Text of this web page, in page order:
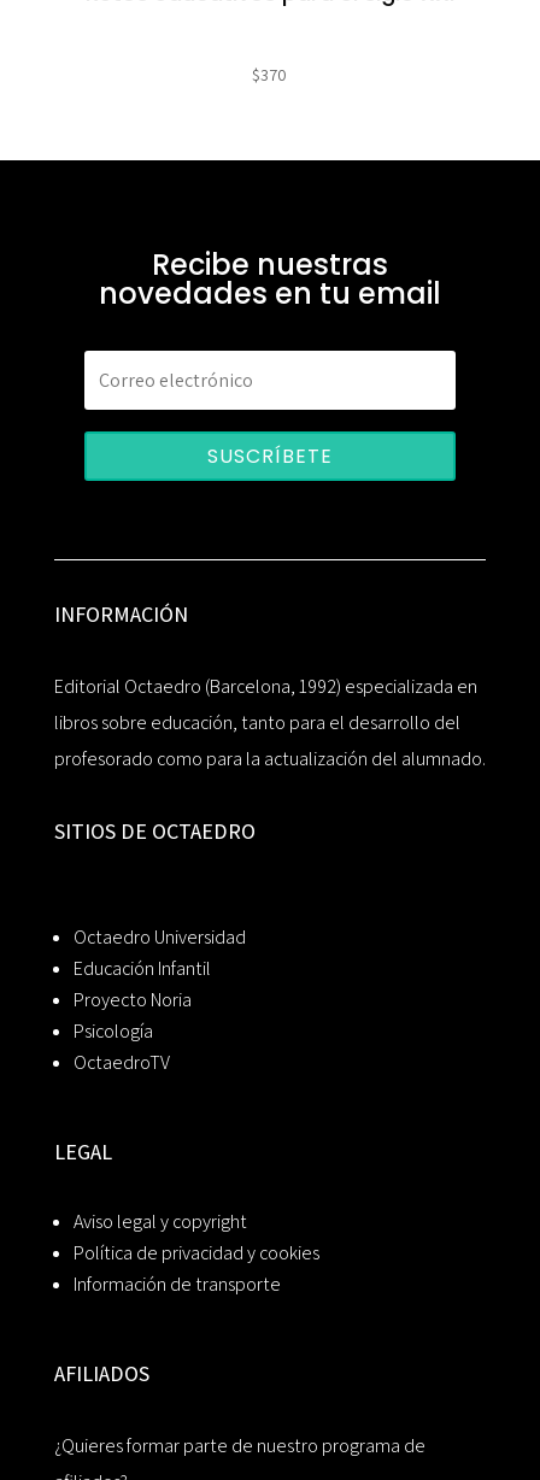
$370
Recibe nuestras
novedades en tu email
SUSCRÍBETE
INFORMACIÓN
Editorial Octaedro (Barcelona, 1992) especializada en
libros sobre educación, tanto para el desarrollo del
profesorado como para la actualización del alumnado.
SITIOS DE OCTAEDRO
Octaedro Universidad
Educación Infantil
Proyecto Noria
Psicología
OctaedroTV
LEGAL
Aviso legal y copyright
Política de privacidad y cookies
Información de transporte
AFILIADOS
¿Quieres formar parte de nuestro programa de